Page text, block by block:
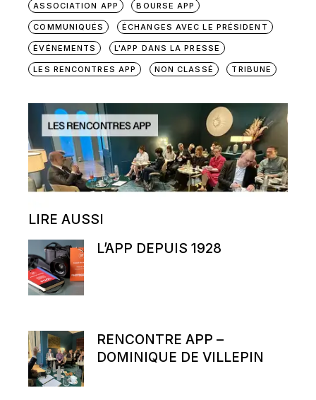
ASSOCIATION APP BOURSE APP
COMMUNIQUÉS ÉCHANGES AVEC LE PRÉSIDENT
ÉVÉNEMENTS L'APP DANS LA PRESSE
LES RENCONTRES APP NON CLASSÉ TRIBUNE
LIRE AUSSI
L’APP DEPUIS 1928
RENCONTRE APP –
DOMINIQUE DE VILLEPIN